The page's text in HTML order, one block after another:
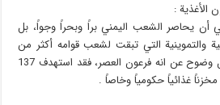
الأغذية :
أن يحاصر الشعب اليمني براً وبحراً وجواً، بل
والتموينية التي تبقت لشعب قوامه أكثر من
25 مليون نسمه ليكشف وبكل وضوح عن انه فرعون العصر، فقد استهدف 137